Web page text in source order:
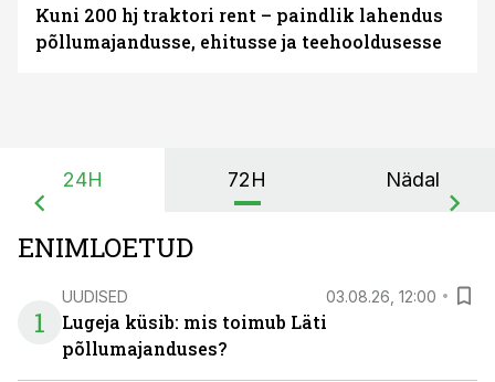
Kuni 200 hj traktori rent – paindlik lahendus
põllumajandusse, ehitusse ja teehooldusesse
24H 72H Nädal
ENIMLOETUD
1
UUDISED 03.08.26, 12:00
Lugeja küsib: mis toimub Läti
põllumajanduses?